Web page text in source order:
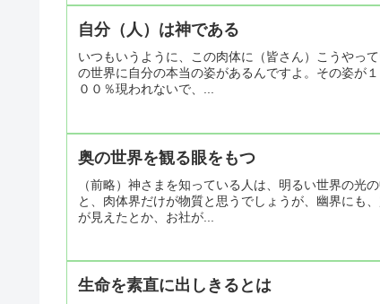
自分（人）は神である
いつもいうように、この肉体に（皆さん）こうやっ
の世界に自分の本当の姿があるんですよ。その姿が
００％現われないで、...
奥の世界を観る眼をもつ
（前略）神さまを知っている人は、明るい世界の光
と、肉体界だけが物質と思うでしょうが、幽界にも
が見えたとか、お社が...
生命を素直に出しきるとは